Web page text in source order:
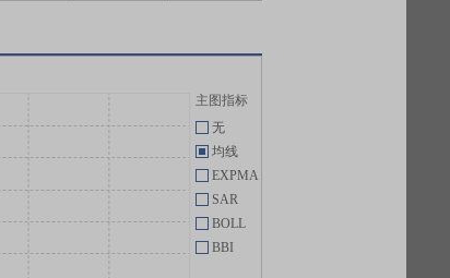
主图指标
无
均线
EXPMA
SAR
BOLL
BBI